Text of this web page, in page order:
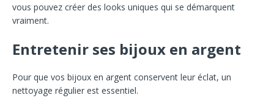
vous pouvez créer des looks uniques qui se démarquent
vraiment.
Entretenir ses bijoux en argent
Pour que vos bijoux en argent conservent leur éclat, un
nettoyage régulier est essentiel.